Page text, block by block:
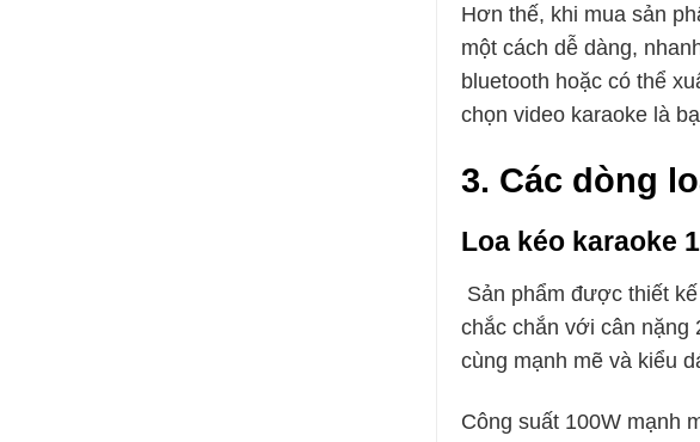
Hơn thế, khi mua sản
một cách dễ dàng,
bluetooth hoặc có thể
chọn video karaoke là
3. Các dòng
Loa kéo karaoke
Sản phẩm được thiết
chắc chắn với cân nặng
cùng mạnh mẽ và kiểu
Công suất 100W mạnh